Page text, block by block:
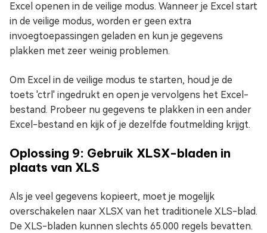
Excel openen in de veilige modus. Wanneer je Excel start
in de veilige modus, worden er geen extra
invoegtoepassingen geladen en kun je gegevens
plakken met zeer weinig problemen.
Om Excel in de veilige modus te starten, houd je de
toets 'ctrl' ingedrukt en open je vervolgens het Excel-
bestand. Probeer nu gegevens te plakken in een ander
Excel-bestand en kijk of je dezelfde foutmelding krijgt.
Oplossing 9: Gebruik XLSX-bladen in
plaats van XLS
Als je veel gegevens kopieert, moet je mogelijk
overschakelen naar XLSX van het traditionele XLS-blad.
De XLS-bladen kunnen slechts 65.000 regels bevatten.